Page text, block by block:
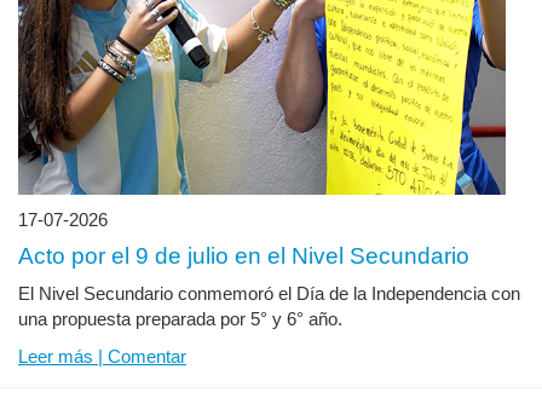
17-07-2026
Acto por el 9 de julio en el Nivel Secundario
El Nivel Secundario conmemoró el Día de la Independencia con
una propuesta preparada por 5° y 6° año.
Leer más | Comentar